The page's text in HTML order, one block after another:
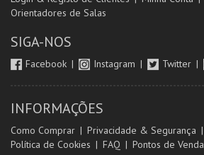
Orientadores de Salas
SIGA-NOS
Facebook Instagram Twitter
INFORMAÇÕES
Como Comprar Privacidade & Segurança
Política de Cookies
FAQ Pontos de Venda